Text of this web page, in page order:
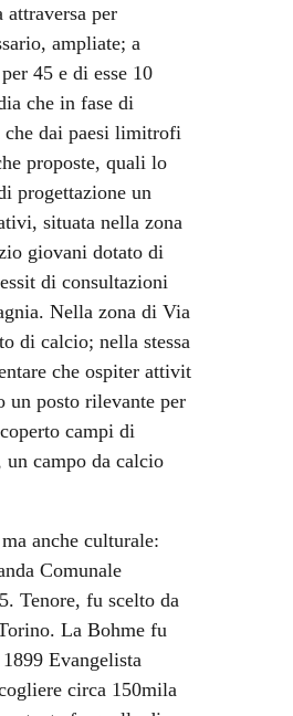
per
ampliate; a
45 e di esse 10
che in fase di
che dai paesi limitrofi
proposte, quali lo
progettazione un
situata nella zona
giovani dotato di
di consultazioni
Nella zona di Via
di calcio; nella stessa
che ospiter attivit
posto rilevante per
campi di
campo da calcio
anche culturale:
Comunale
Tenore, fu scelto da
La Bohme fu
Evangelista
circa 150mila